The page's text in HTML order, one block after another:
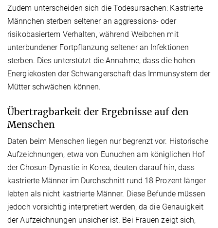
Zudem unterscheiden sich die Todesursachen: Kastrierte
Männchen sterben seltener an aggressions- oder
risikobasiertem Verhalten, während Weibchen mit
unterbundener Fortpflanzung seltener an Infektionen
sterben. Dies unterstützt die Annahme, dass die hohen
Energiekosten der Schwangerschaft das Immunsystem der
Mütter schwächen können.
Übertragbarkeit der Ergebnisse auf den
Menschen
Daten beim Menschen liegen nur begrenzt vor. Historische
Aufzeichnungen, etwa von Eunuchen am königlichen Hof
der Chosun-Dynastie in Korea, deuten darauf hin, dass
kastrierte Männer im Durchschnitt rund 18 Prozent länger
lebten als nicht kastrierte Männer. Diese Befunde müssen
jedoch vorsichtig interpretiert werden, da die Genauigkeit
der Aufzeichnungen unsicher ist. Bei Frauen zeigt sich,